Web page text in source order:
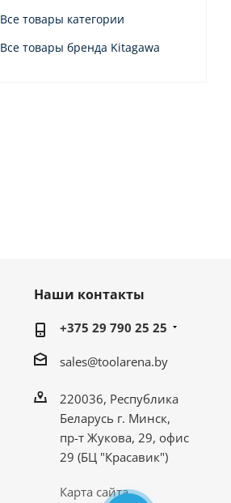
Все товары категории
Все товары бренда Kitagawa
Наши контакты
+375 29 790 25 25
sales@toolarena.by
220036, Республика
Беларусь г. Минск,
пр-т Жукова, 29, офис
29 (БЦ "Красавик")
Карта сайта